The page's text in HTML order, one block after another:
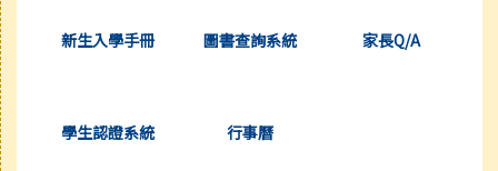
新生入學手冊 圖書查詢系統 家長Q/A
學生認證系統 行事曆